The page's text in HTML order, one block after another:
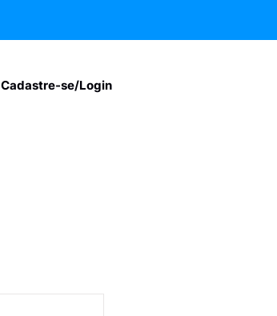
Cadastre-se/Login